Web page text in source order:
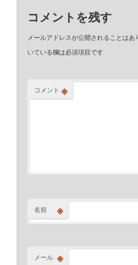
コメントを残す
メールアドレスが公開されることはあ
いている欄は必須項目です
コメント ※
名前 ※
メール ※